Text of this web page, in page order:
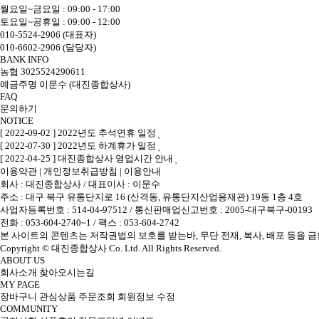
월요일~금요일 : 09:00 - 17:00
토요일~공휴일 : 09:00 - 12:00
010-5524-2906 (대표자)
010-6602-2906 (담당자)
BANK INFO
농협 3025524290611
예금주명 이문수 (대진종합상사)
FAQ
문의하기
NOTICE
[ 2022-09-02 ] 2022년도 추석연휴 일정
[ 2022-07-30 ] 2022년도 하계휴가 일정
[ 2022-04-25 ] 대진종합상사 영업시간 안내
이용약관 | 개인정보취급방침 | 이용안내
회사 : 대진종합상사 / 대표이사 : 이문수
주소 : 대구 북구 유통단지로 16 (산격동, 유통단지산업용재관) 19동 1층 4호
사업자등록번호 : 514-04-97512 / 통신판매업신고번호 : 2005-대구북구-00193
전화 : 053-604-2740~1 / 팩스 : 053-604-2742
본 사이트의 콘텐츠는 저작권법의 보호를 받는바, 무단 전재, 복사, 배포 등을
Copyright © 대진종합상사 Co. Ltd. All Rights Reserved.
ABOUT US
회사소개 찾아오시는길
MY PAGE
장바구니 관심상품 주문조회 회원정보 수정
COMMUNITY